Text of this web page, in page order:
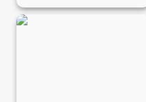
Ταξίδι στην Γενεύη → 4